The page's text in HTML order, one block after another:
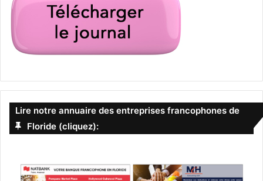
Lire notre annuaire des entreprises francophones de
Floride (cliquez):